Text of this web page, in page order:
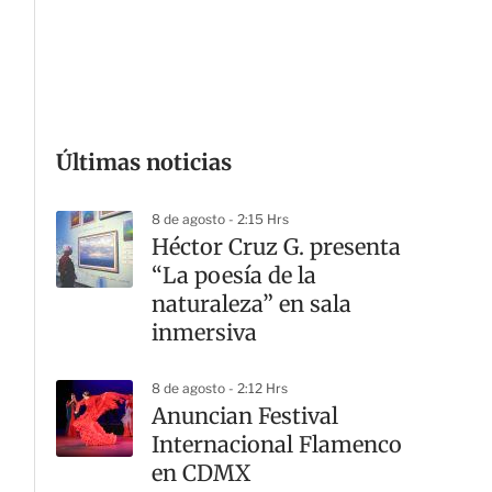
Últimas noticias
8 de agosto - 2:15 Hrs
Héctor Cruz G. presenta
“La poesía de la
naturaleza” en sala
inmersiva
8 de agosto - 2:12 Hrs
Anuncian Festival
Internacional Flamenco
en CDMX